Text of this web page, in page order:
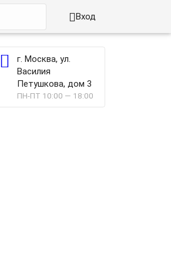
Вход

г. Москва, ул.
Василия
Петушкова, дом 3
ПН-ПТ 10:00 — 18:00